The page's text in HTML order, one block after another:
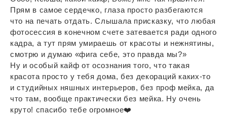
Прям в самое сердечко, глаза просто разбегаются
что на печать отдать. Слышала присказку, что любая
фотосессия в конечном счете затевается ради одного
кадра, а тут прям умираешь от красоты и нежнятины,
смотрю и думаю «фига себе, это правда мы?»
Ну и особый кайф от осознания того, что такая
красота просто у тебя дома, без декораций каких-то
и студийных няшных интерьеров, без проф мейка, да
что там, вообще практически без мейка. Ну очень
круто! спасибо тебе огромное❤️